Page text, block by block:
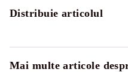
Distribuie articolul
Mai multe articole